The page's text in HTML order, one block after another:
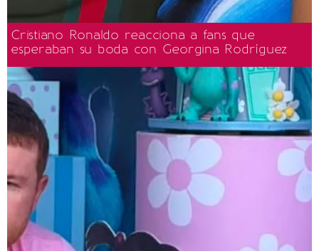
Cristiano Ronaldo reacciona a fans que
esperaban su boda con Georgina Rodríguez